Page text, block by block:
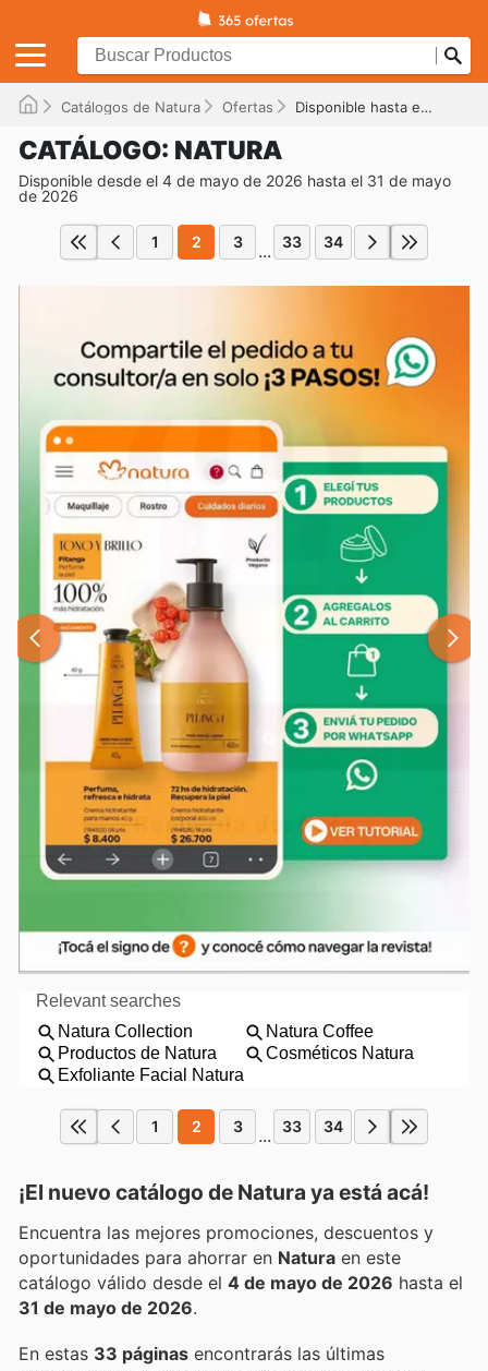
Catálogos de Natura Ofertas Disponible hasta el 31/05/2026
CATÁLOGO: NATURA
Disponible desde el 4 de mayo de 2026 hasta el 31 de mayo
de 2026
1 2 3 ... 33 34
1 2 3 ... 33 34
¡El nuevo catálogo de Natura ya está acá!
Encuentra las mejores promociones, descuentos y
oportunidades para ahorrar en Natura en este
catálogo válido desde el 4 de mayo de 2026 hasta el
31 de mayo de 2026.
En estas 33 páginas encontrarás las últimas